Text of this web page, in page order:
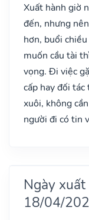
Xuất hành giờ
đến, nhưng
hơn, buổi
muốn cầu tài
vọng. Đi việc
cấp hay đối
xuôi, không
người đi có tin
Ngày
18/04/